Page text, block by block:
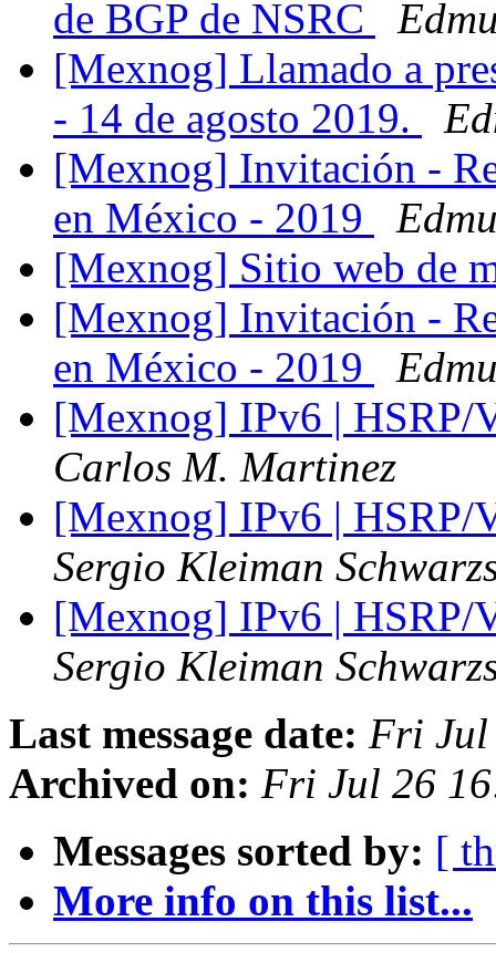
de BGP de NSRC
[Mexnog] Llamado a
- 14 de agosto 2019.
[Mexnog] Invitación -
en México - 2019
[Mexnog] Sitio web de
[Mexnog] Invitación -
en México - 2019
[Mexnog] IPv6 |
Carlos M. Martinez
[Mexnog] IPv6 |
Sergio Kleiman
[Mexnog] IPv6 |
Sergio Kleiman
Last message date: Fri Jul
Archived on: Fri Jul 26
Messages sorted by: [
More info on this list...